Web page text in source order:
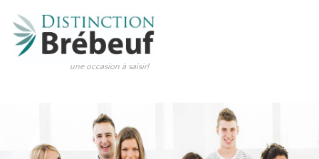
une occasion à saisir!